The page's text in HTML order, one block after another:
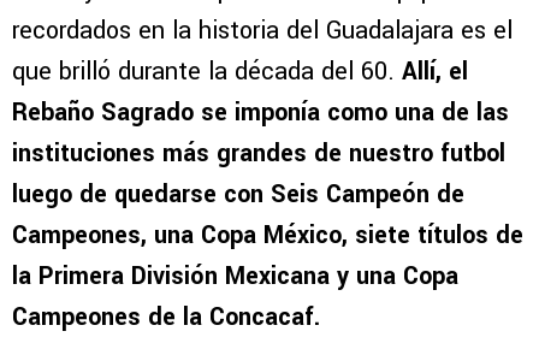
recordados en la historia del Guadalajara es el
que brilló durante la década del 60. Allí, el
Rebaño Sagrado se imponía como una de las
instituciones más grandes de nuestro futbol
luego de quedarse con Seis Campeón de
Campeones, una Copa México, siete títulos de
la Primera División Mexicana y una Copa
Campeones de la Concacaf.